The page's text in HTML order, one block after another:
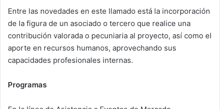
Entre las novedades en este llamado está la incorporación
de la figura de un asociado o tercero que realice una
contribución valorada o pecuniaria al proyecto, así como el
aporte en recursos humanos, aprovechando sus
capacidades profesionales internas.
Programas